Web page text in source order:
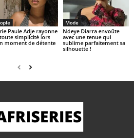
Paule Adje rayonne
simplicité lors
moment de détente
Mode
Ndeye Diarra envoûte
avec une tenue qui
sublime parfaitement sa
silhouette !